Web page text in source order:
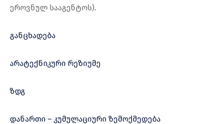
ეროვნულ სააგენტოს).
განცხადება
არატექნიკური რეზიუმე
ზდგ
დანართი – კუმულაციური ზემოქმედება